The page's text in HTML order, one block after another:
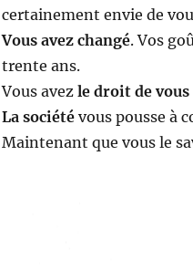
certainement envie de
Vous avez changé. Vos
trente ans.
Vous avez le droit de
La sociétévous pousse à
Maintenant que vous le